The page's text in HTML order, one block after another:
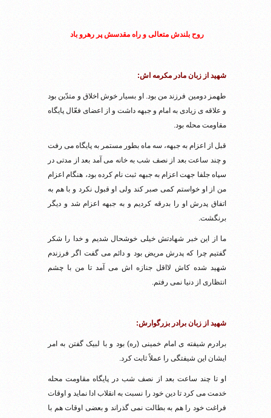
روح بلندش متعالی و راه مقدسش پر رهرو باد
شهید از زبان مادر مکرمه اش:
طهمز دومین فرزند من بود. او بسیار خوش اخلاق و متدّین بود
و علاقه ی زیادی به امام و جبهه داشت و از اعضای فعّال پایگاه
مقاومت محله بود.
قبل از اعزام به جبهه، سه ماه بطور مستمر به پایگاه می رفت
و چند ساعت بعد از نصف شب به خانه می آمد بعد از مدتی در
سپاه جلفا جهت اعزام به جبهه ثبت نام کرده بود، هنگام اعزام
من از او خواستم کمی صبر کند ولی او قبول نکرد و با هم به
اتفاق پدرش او را بدرقه کردیم و به جبهه اعزام شد و دیگر
برنگشت.
ما از این خبر شهادتش خیلی خوشحال شدیم و خدا را شکر
گفتیم چرا که پدرش مریض بود و دائم می گفت اگر فرزندم
شهید شده کاش لااقل جنازه اش می آمد تا من با چشم
انتظاری از دنیا نمی رفتم.
شهید از زبان برادر بزرگوارش:
برادرم شیفته ی امام خمینی (ره) بود و با لبیک گفتن به امر
ایشان این شیفتگی را عملاً ثابت کرد.
او تا چند ساعت بعد از نصف شب در پایگاه مقاومت محله
خدمت می کرد تا دین خود را نسبت به انقلاب ادا نماید و اوقات
فراغت خود را هم به بطالت نمی گذراند و بعضی اوقات هم با